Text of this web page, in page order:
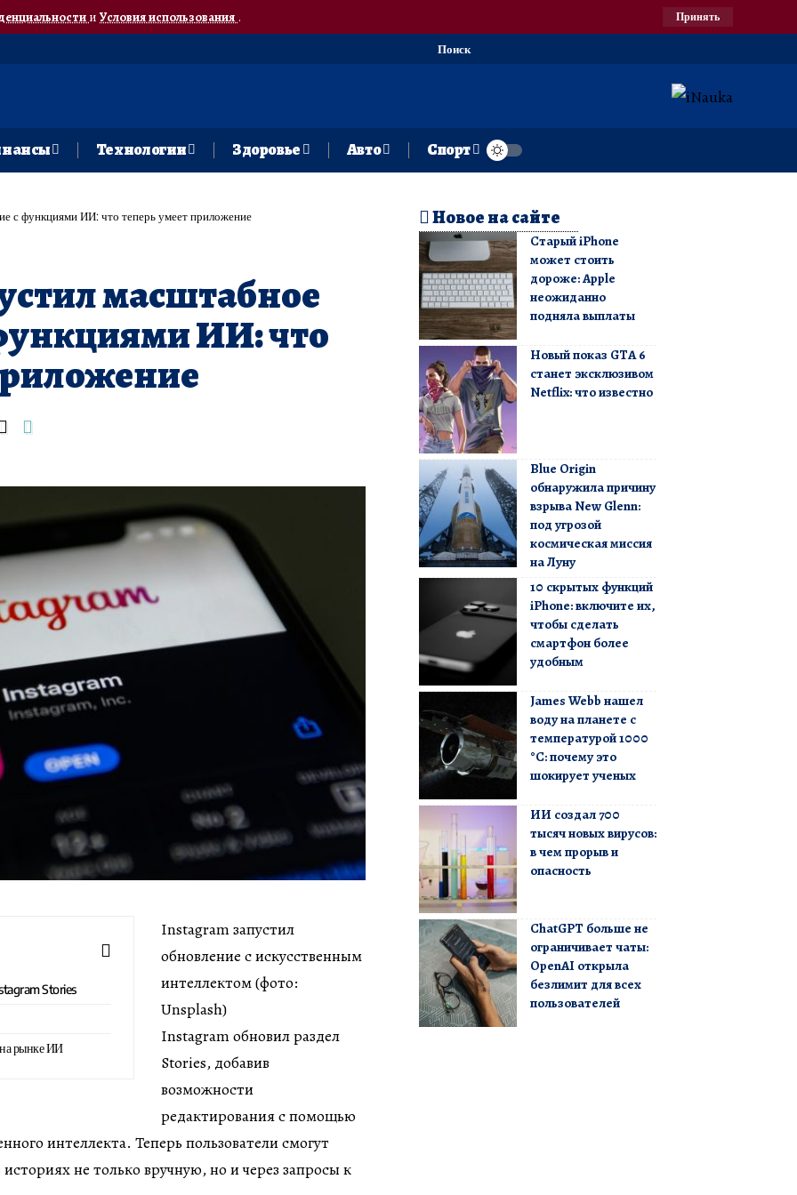
и Условия использования. Принять
Поиск
Технологии Здоровье Авто Спорт
с функциями ИИ: что теперь умеет приложение
масштабное
ИИ: что
Stories
рынке ИИ
Instagram запустил
обновление с искусственным
интеллектом (фото:
Unsplash)
Instagram обновил раздел
Stories, добавив
возможности
редактирования с помощью
интеллекта. Теперь пользователи смогут
не только вручную, но и через запросы к
Новое на сайте
Старый iPhone
может стоить
дороже: Apple
неожиданно
подняла выплаты
Новый показ GTA 6
станет эксклюзивом
Netflix: что известно
Blue Origin
обнаружила причину
взрыва New Glenn:
под угрозой
космическая миссия
на Луну
10 скрытых функций
iPhone: включите их,
чтобы сделать
смартфон более
удобным
James Webb нашел
воду на планете с
температурой 1000
°C: почему это
шокирует ученых
ИИ создал 700
тысяч новых вирусов:
в чем прорыв и
опасность
ChatGPT больше не
ограничивает чаты:
OpenAI открыла
безлимит для всех
пользователей